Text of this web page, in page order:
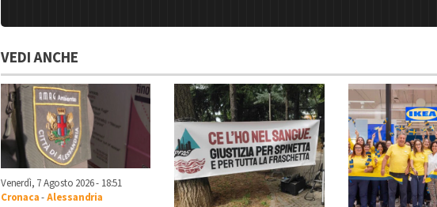
VEDI ANCHE
Venerdì, 7 Agosto 2026 - 18:51
Cronaca-Alessandria